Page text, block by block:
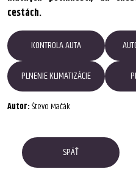
cestách.
KONTROLA AUTA
PLNENIE KLIMATIZÁCIE
Autor:Števo Mačák
SPÄŤ